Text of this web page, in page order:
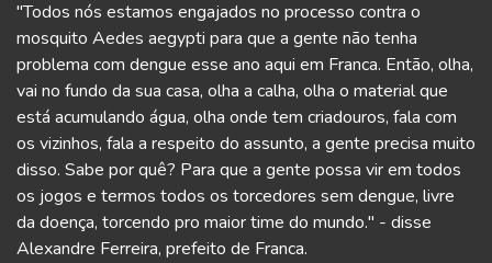
"Todos nós estamos engajados no processo contra o
mosquito Aedes aegypti para que a gente não tenha
problema com dengue esse ano aqui em Franca. Então, olha,
vai no fundo da sua casa, olha a calha, olha o material que
está acumulando água, olha onde tem criadouros, fala com
os vizinhos, fala a respeito do assunto, a gente precisa muito
disso. Sabe por quê? Para que a gente possa vir em todos
os jogos e termos todos os torcedores sem dengue, livre
da doença, torcendo pro maior time do mundo." - disse
Alexandre Ferreira, prefeito de Franca.